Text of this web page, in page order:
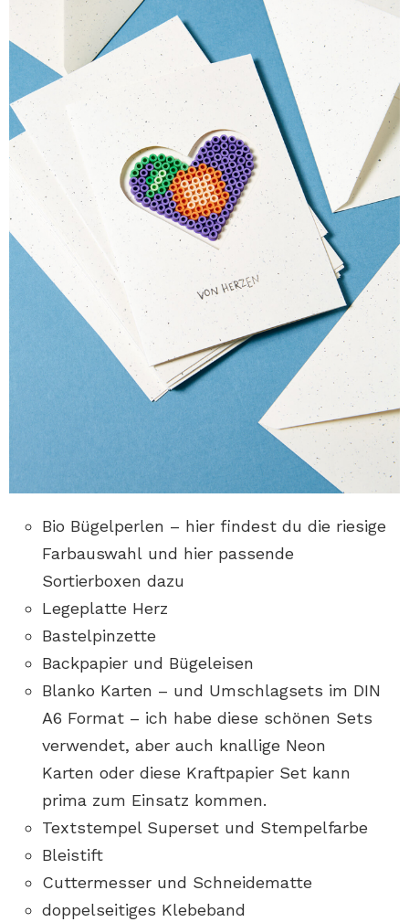
Bio Bügelperlen – hier findest du die riesige
Farbauswahl und hier passende
Sortierboxen dazu
Legeplatte Herz
Bastelpinzette
Backpapier und Bügeleisen
Blanko Karten – und Umschlagsets im DIN
A6 Format – ich habe diese schönen Sets
verwendet, aber auch knallige Neon
Karten oder diese Kraftpapier Set kann
prima zum Einsatz kommen.
Textstempel Superset und Stempelfarbe
Bleistift
Cuttermesser und Schneidematte
doppelseitiges Klebeband